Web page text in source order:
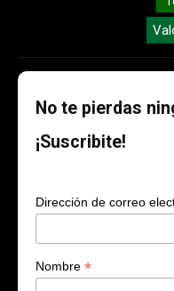
No te pierdas
¡Suscribite!
Dirección de correo
Nombre *